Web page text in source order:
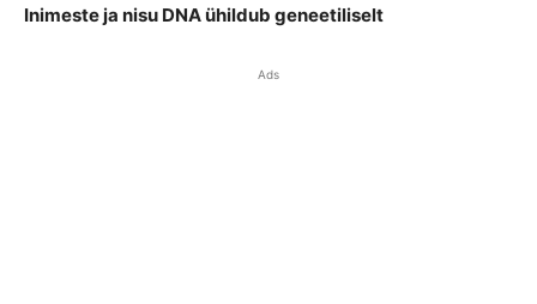
Inimeste ja nisu DNA ühildub geneetiliselt
Ads